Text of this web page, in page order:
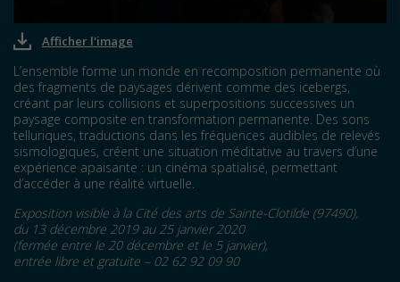
Afficher l'image
L’ensemble forme un monde en recomposition permanente où
des fragments de paysages dérivent comme des icebergs,
créant par leurs collisions et superpositions successives un
paysage composite en transformation permanente. Des sons
telluriques, traductions dans les fréquences audibles de relevés
sismologiques, créent une situation méditative au travers d’une
expérience apaisante : un cinéma spatialisé, permettant
d’accéder à une réalité virtuelle.
Exposition visible à la Cité des arts de Sainte-Clotilde (97490),
du 13 décembre 2019 au 25 janvier 2020
(fermée entre le 20 décembre et le 5 janvier),
entrée libre et gratuite – 02 62 92 09 90